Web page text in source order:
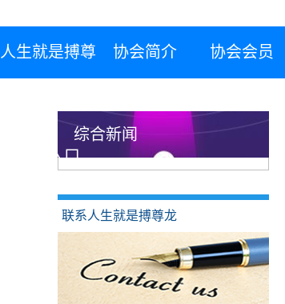
人生就是搏尊
官方入口
协会简介 协会会员
综合新闻
联系人生就是搏尊龙